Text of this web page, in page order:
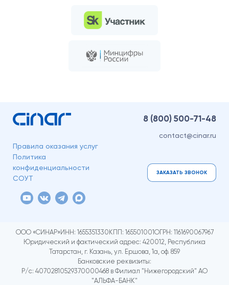
ООО «СИНАР»ИНН: 1655351330 КПП: 165501001ОГРН: 1161690067967
Юридический и фактический адрес: 420012, Республика
Татарстан, г. Казань, ул. Ершова, 1а, оф. 859
Банковские реквизиты:
Р/с: 40702810529370000468 в Филиал "Нижегородский" АО
"АЛЬФА-БАНК"
Правила оказания услуг
Политика
конфиденциальности
СОУТ
8 (800) 500-71-48
contact@cinar.ru
ЗАКАЗАТЬ ЗВОНОК